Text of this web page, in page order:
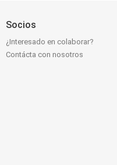
Socios
¿Interesado en colaborar?
Contácta con nosotros